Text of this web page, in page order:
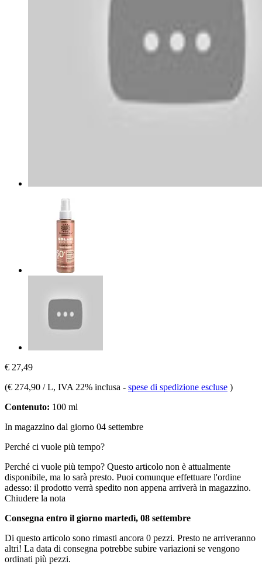
€ 27,49
(€ 274,90 / L, IVA 22% inclusa - spese di spedizione escluse )
Contenuto: 100 ml
In magazzino dal giorno 04 settembre
Perché ci vuole più tempo?
Perché ci vuole più tempo? Questo articolo non è attualmente
disponibile, ma lo sarà presto. Puoi comunque effettuare l'ordine
adesso: il prodotto verrà spedito non appena arriverà in magazzino.
Chiudere la nota
Consegna entro il giorno martedì, 08 settembre
Di questo articolo sono rimasti ancora 0 pezzi. Presto ne arriveranno
altri! La data di consegna potrebbe subire variazioni se vengono
ordinati più pezzi.